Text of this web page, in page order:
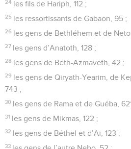
24 les fils de Hariph, 112 ;
25 les ressortissants de Gabaon, 95 ;
26 les gens de Bethléhem et de
27 les gens d’Anatoth, 128 ;
28 les gens de Beth-Azmaveth, 42 ;
29 les gens de Qiryath-Yearim, de
743 ;
30 les gens de Rama et de Guéba,
31 les gens de Mikmas, 122 ;
32 les gens de Béthel et d’Aï, 123 ;
33